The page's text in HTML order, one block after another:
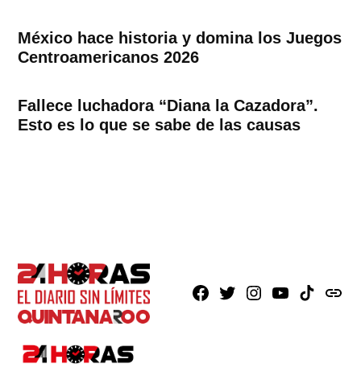
México hace historia y domina los Juegos
Centroamericanos 2026
Fallece luchadora “Diana la Cazadora”.
Esto es lo que se sabe de las causas
Facebook
X Instagram
YoutubeTikTokissuu